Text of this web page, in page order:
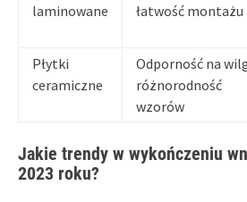
laminowane
łatwość montażu
Płytki
ceramiczne
Odporność na
różnorodność
wzorów
Jakie trendy w wykończeniu
2023 roku?